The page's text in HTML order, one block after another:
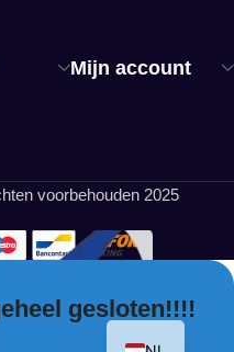
Mijn account
voorbehouden 2025
gesloten!!!!
EN